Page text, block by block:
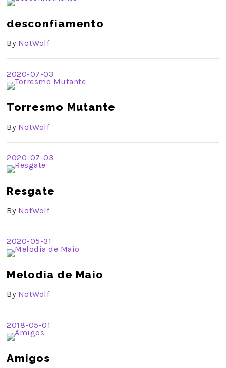
desconfiamento
By NotWolf
2020-07-03
Torresmo Mutante
By NotWolf
2020-07-03
Resgate
By NotWolf
2020-05-31
Melodia de Maio
By NotWolf
2018-05-01
Amigos